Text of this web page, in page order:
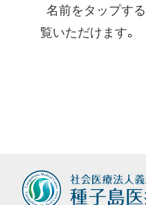
名前をタップす
覧いただけます。